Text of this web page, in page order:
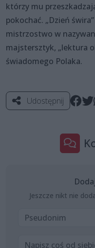
którzy mu
pokochać. „Dzień
mistrzostwo w
majstersztyk, „lektura
świadomego Polaka.
Udostępnij
Jeszcze nikt nie